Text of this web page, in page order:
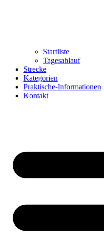
Startliste
Tagesablauf
Strecke
Kategorien
Praktische-Informationen
Kontakt